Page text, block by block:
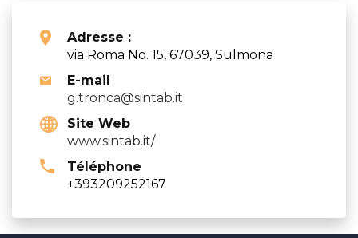
Adresse :
via Roma No. 15, 67039, Sulmona
E-mail
g.tronca@sintab.it
Site Web
www.sintab.it/
Téléphone
+393209252167